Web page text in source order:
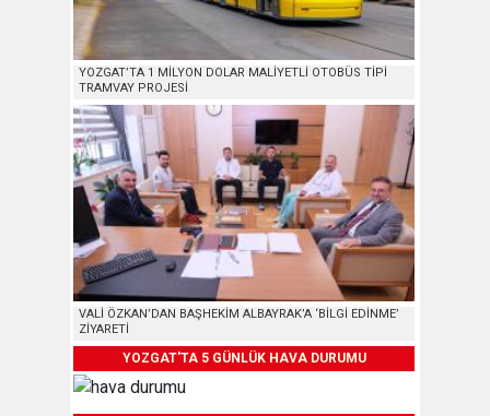
YOZGAT’TA 1 MİLYON DOLAR MALİYETLİ OTOBÜS TİPİ
TRAMVAY PROJESİ
VALİ ÖZKAN’DAN BAŞHEKİM ALBAYRAK’A ‘BİLGİ EDİNME’
ZİYARETİ
YOZGAT'TA 5 GÜNLÜK HAVA DURUMU